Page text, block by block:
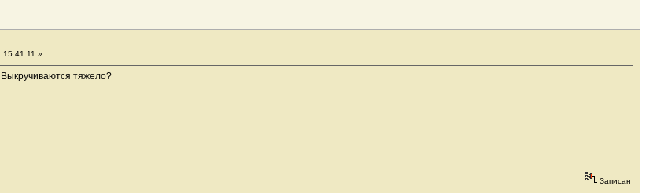
15:41:11 »
тяжело?
Записан